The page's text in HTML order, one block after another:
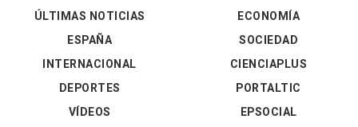
ÚLTIMAS NOTICIAS
ESPAÑA
INTERNACIONAL
DEPORTES
VÍDEOS
ECONOMÍA
SOCIEDAD
CIENCIAPLUS
PORTALTIC
EPSOCIAL